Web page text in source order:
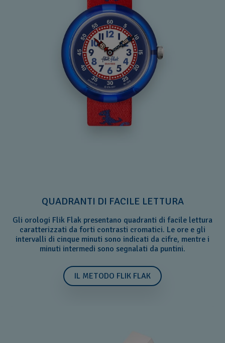
QUADRANTI DI FACILE LETTURA
Gli orologi Flik Flak presentano quadranti di facile lettura
caratterizzati da forti contrasti cromatici. Le ore e gli
intervalli di cinque minuti sono indicati da cifre, mentre i
minuti intermedi sono segnalati da puntini.
IL METODO FLIK FLAK